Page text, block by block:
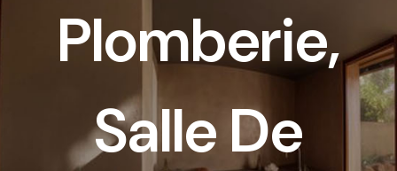
Plomberie,
Salle De